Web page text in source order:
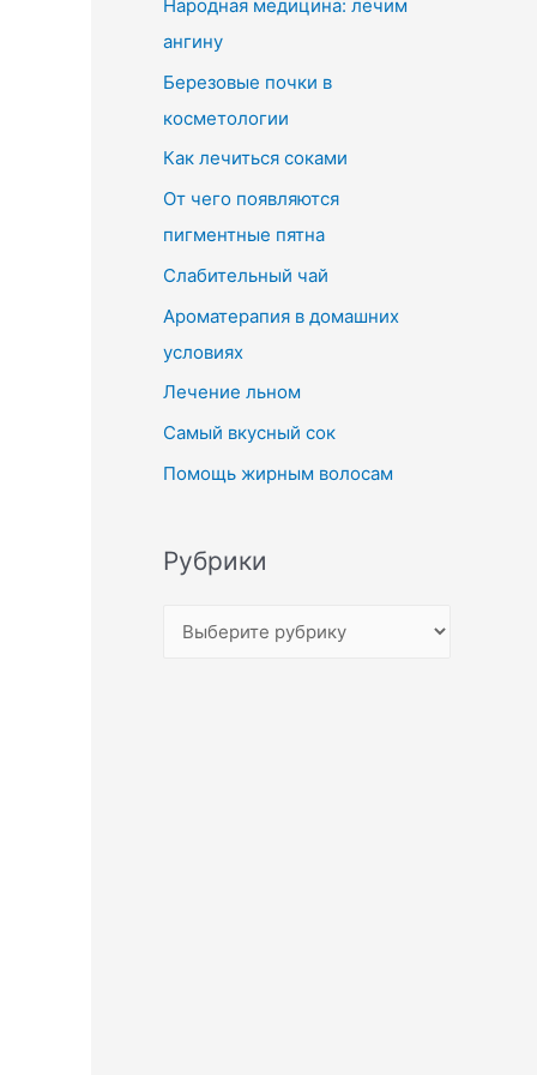
Народная медицина: лечим
ангину
Березовые почки в
косметологии
Как лечиться соками
От чего появляются
пигментные пятна
Слабительный чай
Ароматерапия в домашних
условиях
Лечение льном
Самый вкусный сок
Помощь жирным волосам
Рубрики